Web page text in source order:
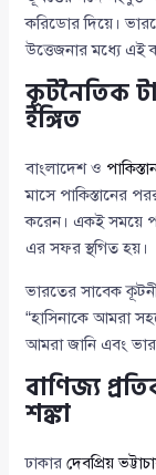
করিডোর দিয়ে।
উত্তেজনার মধ্যে
কূটনৈতিক
ইঙ্গিত
বাংলাদেশ ও
মাসে পাকিস্তানের
করেন। একই সময়ে
এর সফর স্থগিত হয়।
ভারতের সাবেক
“হাসিনাকে আমরা
আমরা জানি এবং
বাণিজ্য
শঙ্কা
ঢাকারদেবপ্রিয়